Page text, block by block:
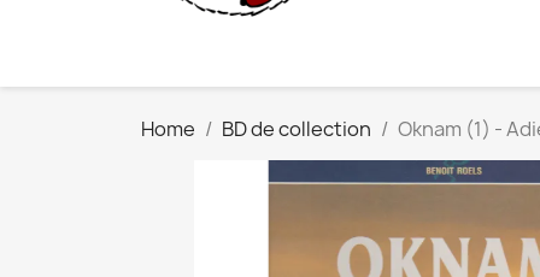
Home BD de collection Oknam (1) -